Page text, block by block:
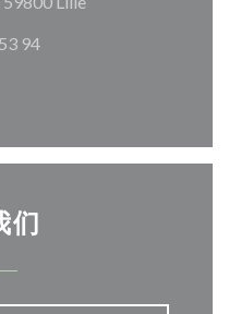
94
((在新窗口中打开
们